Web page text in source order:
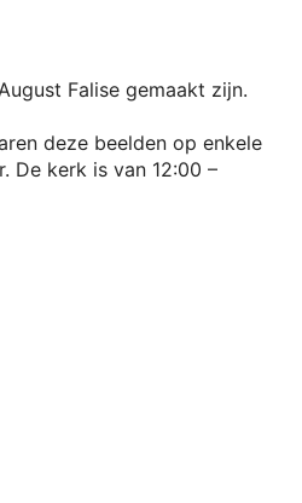
Falise gemaakt zijn.
deze beelden op enkele
De kerk is van 12:00 –